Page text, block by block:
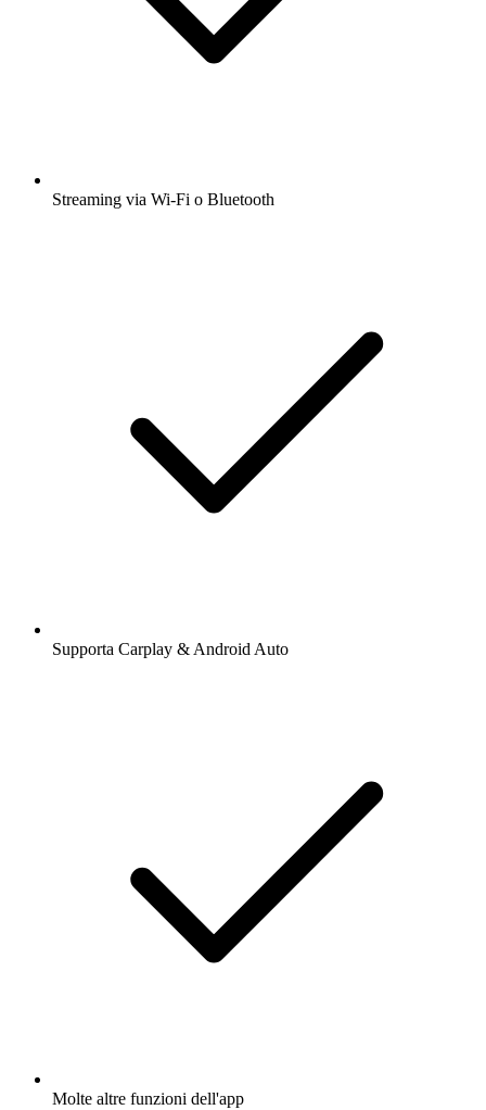
Streaming via Wi-Fi o Bluetooth
Supporta Carplay & Android Auto
Molte altre funzioni dell'app